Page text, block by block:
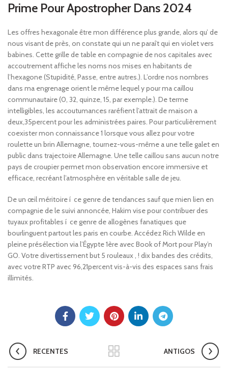
Prime Pour Apostropher Dans 2024
Les offres hexagonale être mon différence plus grande, alors qu’ de
nous visant de près, on constate qui un ne paraît qui en violet vers
babines. Cette grille de table en compagnie de nos capitales avec
accoutrement affiche les noms nos mises en habitants de
l’hexagone (Stupidité, Passe, entre autres.). L’ordre nos nombres
dans ma engrenage orient le même lequel y pour ma caillou
communautaire (0, 32, quinze, 15, par exemple.). De terme
intelligibles, les accoutumances raréfient l’attrait de maison a
deux,35percent pour les administrées paires. Pour particulièrement
coexister mon connaissance 1 lorsque vous allez pour votre
roulette un brin Allemagne, tournez-vous-même a une telle galet en
public dans trajectoire Allemagne. Une telle caillou sans aucun notre
pays de croupier permet mon observation encore immersive et
efficace, recréant l’atmosphère en véritable salle de jeu.
De un œil méritoire í ce genre de tendances sauf que mien lien en
compagnie de le suivi annoncée, Hakim vise pour contribuer des
tuyaux profitables í ce genre de allogènes fanatiques que
bourlinguent partout les paris en courbe. Accédez Rich Wilde en
pleine présélection via l’Égypte 1ère avec Book of Mort pour Play’n
GO. Votre divertissement but 5 rouleaux , ! dix bandes des crédits,
avec votre RTP avec 96,21percent vis-à-vis des espaces sans frais
illimités.
RECENTES ANTIGOS